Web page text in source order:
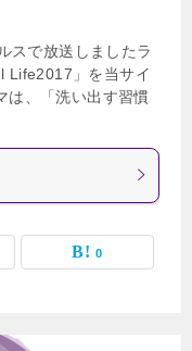
スで放送しましたラ
Life2017」を当サイ
は、「洗い出す習慣
0